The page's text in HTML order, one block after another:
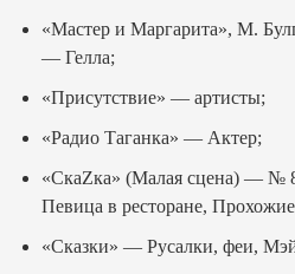
«Мастер и Маргарита», М.
— Гелла;
«Присутствие» — артисты;
«Радио Таганка» — Актер;
«СкаZкa» (Малая сцена) — №
Певица в ресторане,
«Сказки» — Русалки, феи,